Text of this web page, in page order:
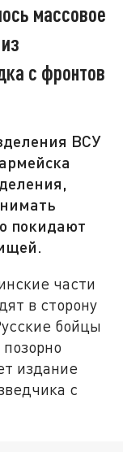
массовое
с фронтов
ВСУ
покидают
части
в сторону
бойцы
издание
с